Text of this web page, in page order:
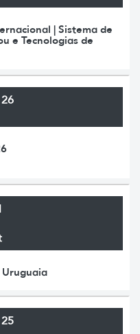
| Sistema de
e Tecnologias de
Uruguaia